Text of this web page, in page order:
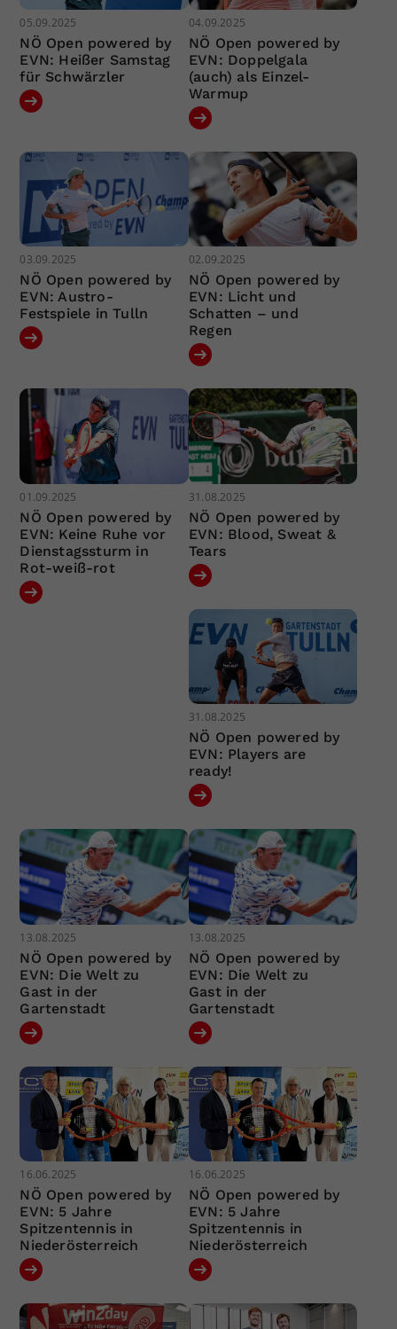
05.09.2025
NÖ Open powered by
EVN: Heißer Samstag
für Schwärzler
04.09.2025
NÖ Open powered by
EVN: Doppelgala
(auch) als Einzel-
Warmup
03.09.2025
NÖ Open powered by
EVN: Austro-
Festspiele in Tulln
02.09.2025
NÖ Open powered by
EVN: Licht und
Schatten – und
Regen
01.09.2025
NÖ Open powered by
EVN: Keine Ruhe vor
Dienstagssturm in
Rot-weiß-rot
31.08.2025
NÖ Open powered by
EVN: Blood, Sweat &
Tears
31.08.2025
NÖ Open powered by
EVN: Players are
ready!
13.08.2025
NÖ Open powered by
EVN: Die Welt zu
Gast in der
Gartenstadt
13.08.2025
NÖ Open powered by
EVN: Die Welt zu
Gast in der
Gartenstadt
16.06.2025
NÖ Open powered by
EVN: 5 Jahre
Spitzentennis in
Niederösterreich
16.06.2025
NÖ Open powered by
EVN: 5 Jahre
Spitzentennis in
Niederösterreich